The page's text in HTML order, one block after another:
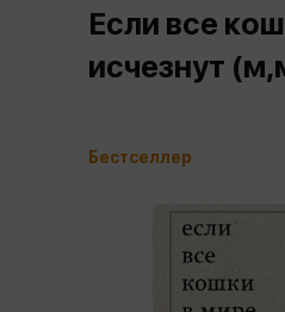
Если все
исчезнут
Бестселлер